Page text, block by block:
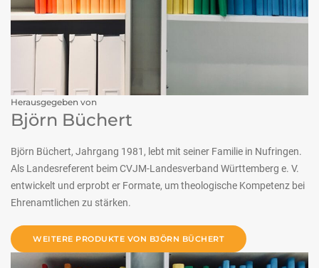
Herausgegeben von
Björn Büchert
Björn Büchert, Jahrgang 1981, lebt mit seiner Familie in Nufringen.
Als Landesreferent beim CVJM-Landesverband Württemberg e. V.
entwickelt und erprobt er Formate, um theologische Kompetenz bei
Ehrenamtlichen zu stärken.
WEITERE PRODUKTE VON BJÖRN BÜCHERT